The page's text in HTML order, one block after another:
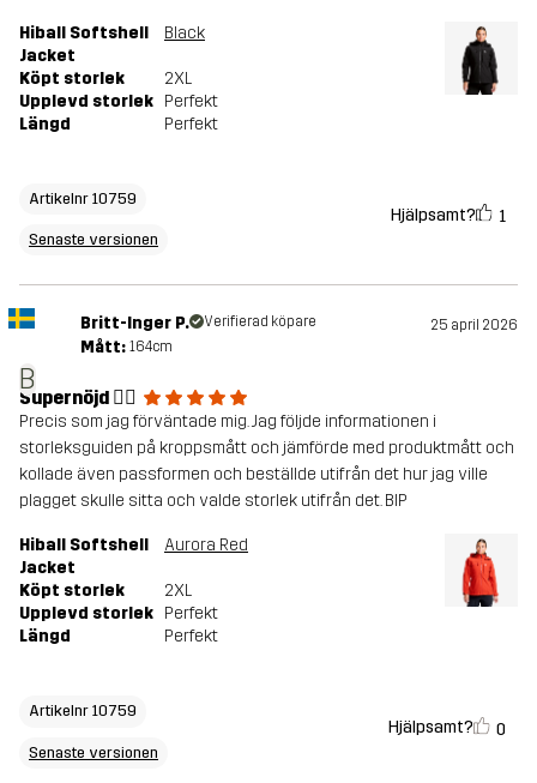
Hiball Softshell
Jacket
Black
Köpt storlek
2XL
Upplevd storlek Perfekt
Längd
Perfekt
Artikelnr 10759
Senaste versionen
Hjälpsamt? 1
B
Britt-Inger P. Verifierad köpare 25 april 2026
Mått: 164cm
Supernöjd 👍🏻
Precis som jag förväntade mig. Jag följde informationen i
storleksguiden på kroppsmått och jämförde med produktmått och
kollade även passformen och beställde utifrån det hur jag ville
plagget skulle sitta och valde storlek utifrån det. BIP
Hiball Softshell
Jacket
Aurora Red
Köpt storlek
2XL
Upplevd storlek Perfekt
Längd
Perfekt
Artikelnr 10759
Senaste versionen
Hjälpsamt? 0